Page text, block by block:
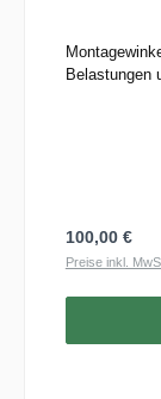
Belastungen
Regulärer
100,00 €
Preise inkl.